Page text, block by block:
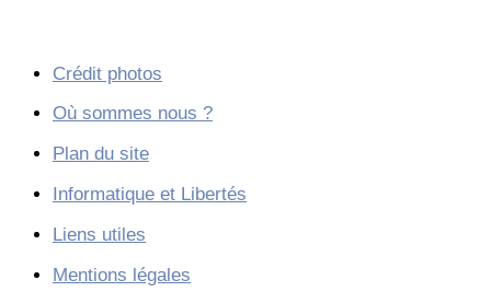
Crédit photos
Où sommes nous ?
Plan du site
Informatique et Libertés
Liens utiles
Mentions légales